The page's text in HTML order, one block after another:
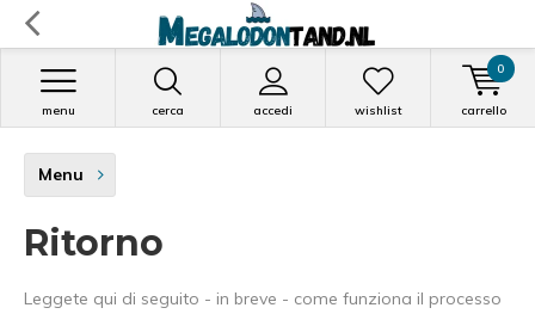
cerca accedi
menu wishlist carrello
0
Menu
Ritorno
Leggete qui di seguito - in breve - come funziona il processo